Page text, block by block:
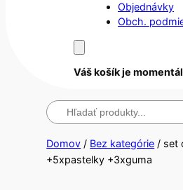
Objednávky
Obch.
Váš košík je
Hľadanie
Domov / Bez kategórie / set
+5xpastelky +3xguma